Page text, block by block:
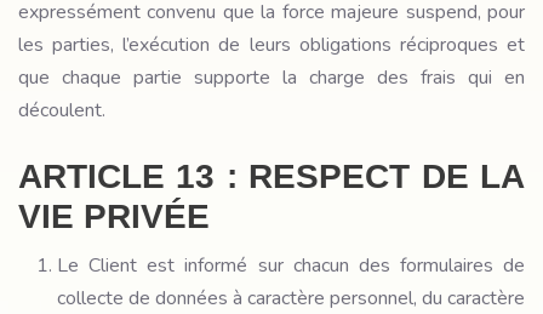
expressément convenu que la force majeure suspend, pour
les parties, l’exécution de leurs obligations réciproques et
que chaque partie supporte la charge des frais qui en
découlent.
ARTICLE 13 : RESPECT DE LA
VIE PRIVÉE
Le Client est informé sur chacun des formulaires de
collecte de données à caractère personnel, du caractère